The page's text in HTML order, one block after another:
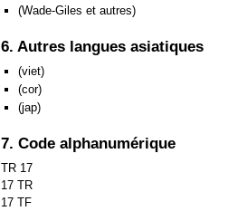
(Wade-Giles et autres)
6. Autres langues asiatiques
(viet)
(cor)
(jap)
7. Code alphanumérique
TR 17
17 TR
17 TF